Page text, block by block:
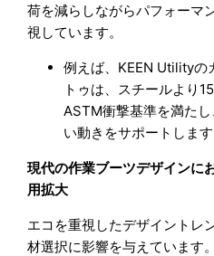
荷を減らしながらパフォーマ
視しています。
例えば、KEEN Utilityの
トゥは、スチールより
ASTM衝撃基準を満た
い動きをサポートします
現代の作業ブーツデザインに
用拡大
エコを重視したデザイントレ
材選択に影響を与えています